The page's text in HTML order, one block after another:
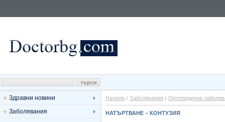
Здравни новини
Заболявания
Начало Заболявания Ортопедични
НАТЪРТВАНЕ – КОНТУЗИЯ